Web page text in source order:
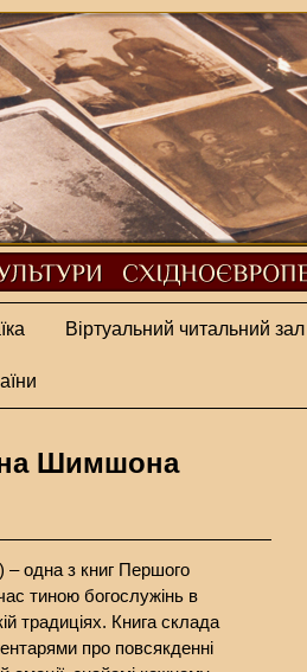
Віртуальний читальний зал
Шимшона
– одна з книг Першого
тиною богослужінь в
традиціях. Книга склада
про повсякденні